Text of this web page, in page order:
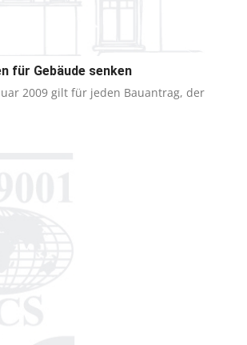
für Gebäude senken
2009 gilt für jeden Bauantrag, der